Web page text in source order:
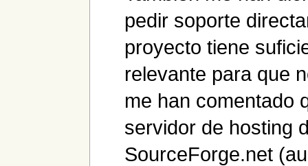
pedir soporte
proyecto tiene
relevante para que
me han comentado
servidor de hosting
SourceForge.net